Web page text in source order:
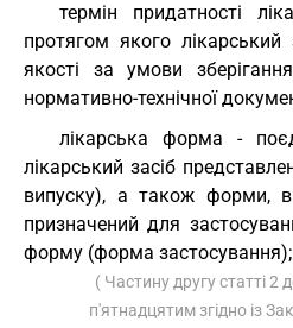
термін придатності
протягом якого лікарський
якості за умови
нормативно-технічної
лікарська форма -
лікарський засіб
випуску), а також форми, в
призначений для
форму (форма застосування);
( Частину другу статті
п'ятнадцятим згідно із